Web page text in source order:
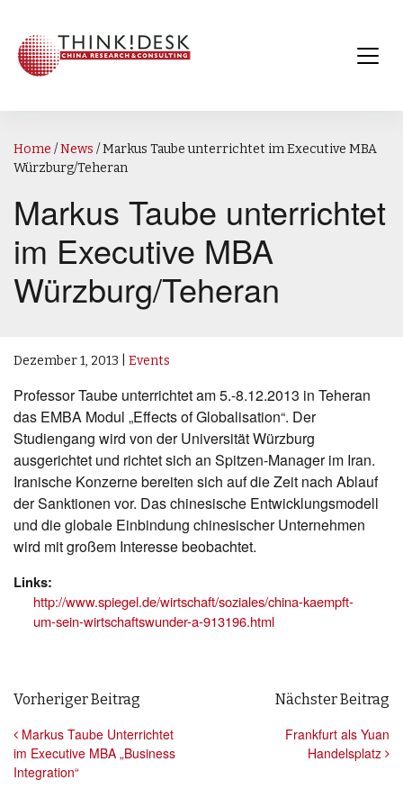
Home /News /Markus Taube unterrichtet im Executive MBA
Würzburg/Teheran
Markus Taube unterrichtet
im Executive MBA
Würzburg/Teheran
Dezember 1, 2013 Events
Professor Taube unterrichtet am 5.-8.12.2013 in Teheran
das EMBA Modul „Effects of Globalisation“. Der
Studiengang wird von der Universität Würzburg
ausgerichtet und richtet sich an Spitzen-Manager im Iran.
Iranische Konzerne bereiten sich auf die Zeit nach Ablauf
der Sanktionen vor. Das chinesische Entwicklungsmodell
und die globale Einbindung chinesischer Unternehmen
wird mit großem Interesse beobachtet.
Links:
http://www.spiegel.de/wirtschaft/soziales/china-kaempft-
um-sein-wirtschaftswunder-a-913196.html
Vorheriger Beitrag
Markus Taube Unterrichtet
im Executive MBA „Business
Integration“
Nächster Beitrag
Frankfurt als Yuan
Handelsplatz